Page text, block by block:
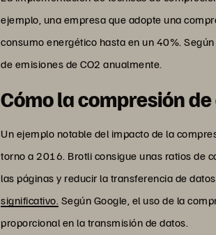
ejemplo, una empresa que adopte una
consumo energético hasta en un 40%.
de emisiones de CO2 anualmente.
Cómo la compresión
Un ejemplo notable del impacto de la
torno a 2016. Brotli consigue unas ratios de
las páginas y reducir la transferencia de
significativo. Según Google, el uso de la
proporcional en la transmisión de datos.